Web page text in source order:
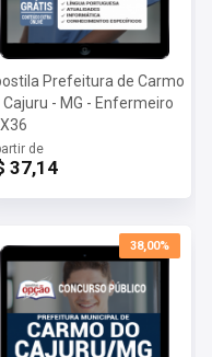
Prefeitura de Carmo
Cajuru - MG - Enfermeiro
de
37,14
38,00%